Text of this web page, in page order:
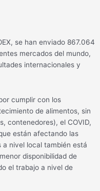
se han enviado 867.064
mercados del mundo,
internacionales y
cumplir con los
de alimentos, sin
contenedores), el COVID,
están afectando las
nivel local también está
disponibilidad de
el trabajo a nivel de